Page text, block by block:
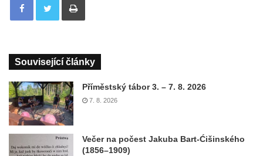
Související články
Příměstský tábor 3. – 7. 8. 2026
7. 8. 2026
Večer na počest Jakuba Bart-Ćišinského
(1856–1909)